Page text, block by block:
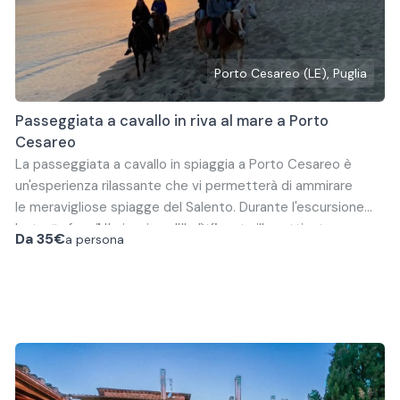
Porto Cesareo (LE), Puglia
Passeggiata a cavallo in riva al mare a Porto
Cesareo
La passeggiata a cavallo in spiaggia a Porto Cesareo è
un'esperienza rilassante che vi permetterà di ammirare
le meravigliose spiagge del Salento. Durante l'escursione
potrete fare il bagno in sella al tuo cavallo.
La partenza del giro a cavallo è fissata in mattinata
(durata 2 ore e 30 minuti) o nel pomeriggio (durata 1 ora).
montare a cavallo, caschetto compreso. Il prezzo è
complessivo dell’assicurazione.
Da35€a persona